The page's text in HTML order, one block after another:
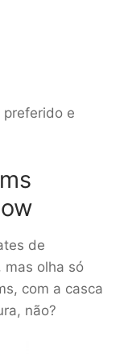
preferido e
de
mas olha só
com a casca
não?